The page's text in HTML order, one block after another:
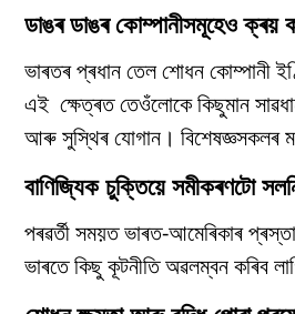
ডাঙৰ ডাঙৰ কোম্পানীসমূহেও ক্ৰয়
ভাৰতৰ প্ৰধান তেল শোধন কোম্পানী
এই ক্ষেত্ৰত তেওঁলোকে কিছুমান
আৰু সুস্থিৰ যোগান। বিশেষজ্ঞসকলৰ
বাণিজ্যিক চুক্তিয়ে সমীকৰণটো
পৰৱৰ্তী সময়ত ভাৰত-আমেৰিকাৰ
ভাৰতে কিছু কূটনীতি অৱলম্বন কৰিব